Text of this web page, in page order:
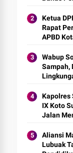
Ketua
Rapat
APBD
Wabup
Sampah,
Kapolres
IX Koto
Jalan
Aliansi
Lubuak